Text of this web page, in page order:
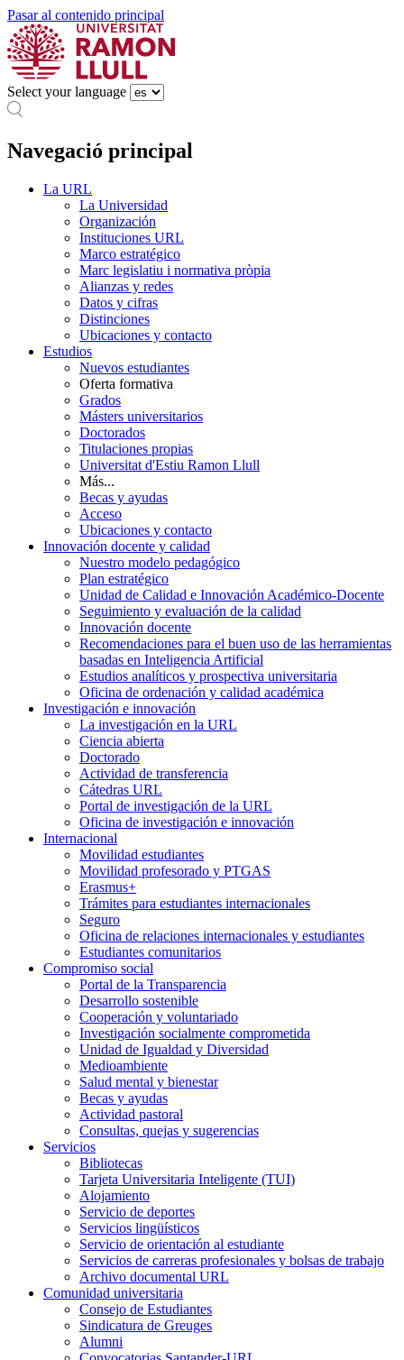
Pasar al contenido principal
Select your language
Navegació principal
La URL
La Universidad
Organización
Instituciones URL
Marco estratégico
Marc legislatiu i normativa pròpia
Alianzas y redes
Datos y cifras
Distinciones
Ubicaciones y contacto
Estudios
Nuevos estudiantes
Oferta formativa
Grados
Másters universitarios
Doctorados
Titulaciones propias
Universitat d'Estiu Ramon Llull
Más...
Becas y ayudas
Acceso
Ubicaciones y contacto
Innovación docente y calidad
Nuestro modelo pedagógico
Plan estratégico
Unidad de Calidad e Innovación Académico-Docente
Seguimiento y evaluación de la calidad
Innovación docente
Recomendaciones para el buen uso de las herramientas
basadas en Inteligencia Artificial
Estudios analíticos y prospectiva universitaria
Oficina de ordenación y calidad académica
Investigación e innovación
La investigación en la URL
Ciencia abierta
Doctorado
Actividad de transferencia
Cátedras URL
Portal de investigación de la URL
Oficina de investigación e innovación
Internacional
Movilidad estudiantes
Movilidad profesorado y PTGAS
Erasmus+
Trámites para estudiantes internacionales
Seguro
Oficina de relaciones internacionales y estudiantes
Estudiantes comunitarios
Compromiso social
Portal de la Transparencia
Desarrollo sostenible
Cooperación y voluntariado
Investigación socialmente comprometida
Unidad de Igualdad y Diversidad
Medioambiente
Salud mental y bienestar
Becas y ayudas
Actividad pastoral
Consultas, quejas y sugerencias
Servicios
Bibliotecas
Tarjeta Universitaria Inteligente (TUI)
Alojamiento
Servicio de deportes
Servicios lingüísticos
Servicio de orientación al estudiante
Servicios de carreras profesionales y bolsas de trabajo
Archivo documental URL
Comunidad universitaria
Consejo de Estudiantes
Sindicatura de Greuges
Alumni